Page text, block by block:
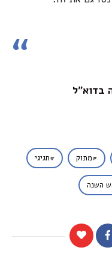
בדוא"ל
מתוק חגיגי
השנה